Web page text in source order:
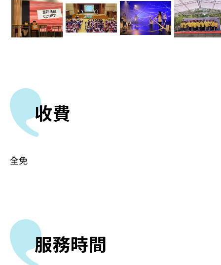
收費
全免
服務時間